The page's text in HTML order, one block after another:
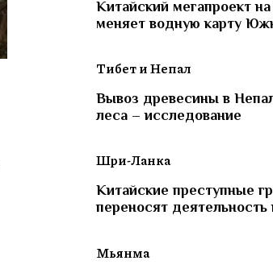
Китайский мегапроект
меняет водную карту
Тибет и Непал
Вывоз древесины в
леса – исследование
Шри-Ланка
Китайские преступные
переносят
Мьянма